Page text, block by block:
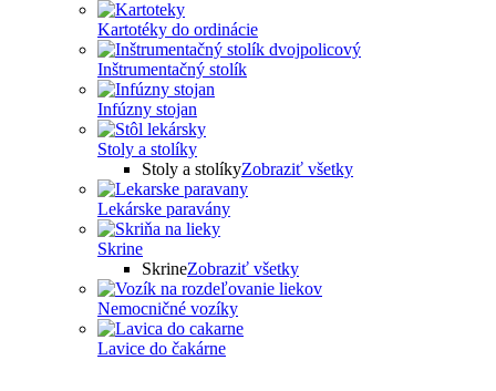
Kartotéky do ordinácie
Inštrumentačný stolík
Infúzny stojan
Stoly a stolíky
Stoly a stolíkyZobraziť všetky
Lekárske paravány
Skrine
SkrineZobraziť všetky
Nemocničné vozíky
Lavice do čakárne